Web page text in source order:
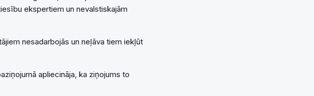
ekspertiem un nevalstiskajām
nesadarbojās un neļāva tiem iekļūt
apliecināja, ka ziņojums to